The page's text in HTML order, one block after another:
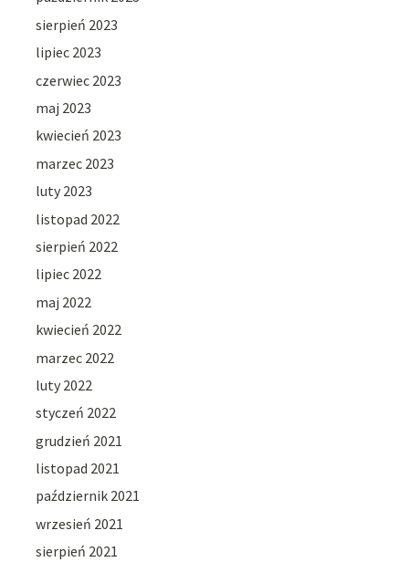
sierpień 2023
lipiec 2023
czerwiec 2023
maj 2023
kwiecień 2023
marzec 2023
luty 2023
listopad 2022
sierpień 2022
lipiec 2022
maj 2022
kwiecień 2022
marzec 2022
luty 2022
styczeń 2022
grudzień 2021
listopad 2021
październik 2021
wrzesień 2021
sierpień 2021